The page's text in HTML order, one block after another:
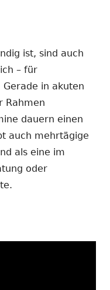
ist, sind auch
– für
Gerade in akuten
Rahmen
dauern einen
auch mehrtägige
als eine im
oder